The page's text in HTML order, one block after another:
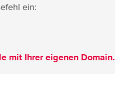
ein:
mit Ihrer eigenen Domain.